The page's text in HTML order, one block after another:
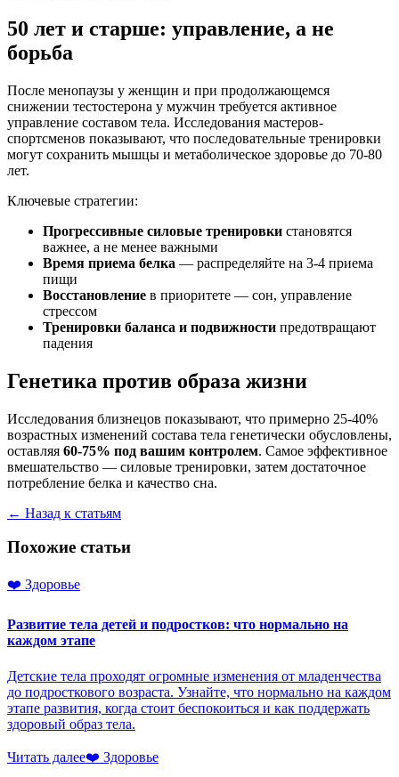
50 лет и старше: управление, а не
борьба
После менопаузы у женщин и при продолжающемся
снижении тестостерона у мужчин требуется активное
управление составом тела. Исследования мастеров-
спортсменов показывают, что последовательные тренировки
могут сохранить мышцы и метаболическое здоровье до 70-80
лет.
Ключевые стратегии:
Прогрессивные силовые тренировки становятся
важнее, а не менее важными
Время приема белка — распределяйте на 3-4 приема
пищи
Восстановление в приоритете — сон, управление
стрессом
Тренировки баланса и подвижности предотвращают
падения
Генетика против образа жизни
Исследования близнецов показывают, что примерно 25-40%
возрастных изменений состава тела генетически обусловлены,
оставляя 60-75% под вашим контролем. Самое эффективное
вмешательство — силовые тренировки, затем достаточное
потребление белка и качество сна.
← Назад к статьям
Похожие статьи
❤️ Здоровье
Развитие тела детей и подростков: что нормально на
каждом этапе
Детские тела проходят огромные изменения от младенчества
до подросткового возраста. Узнайте, что нормально на каждом
этапе развития, когда стоит беспокоиться и как поддержать
здоровый образ тела.
Читать далее❤️ Здоровье